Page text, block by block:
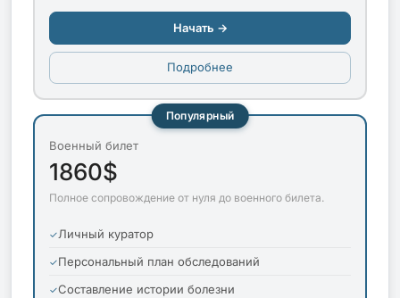
Начать →
Подробнее
Популярный
Военный билет
1860$
Полное сопровождение от нуля до военного билета.
Личный куратор
Персональный план обследований
Составление истории болезни